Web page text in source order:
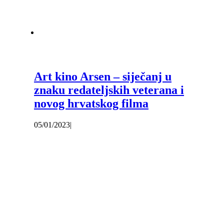
Art kino Arsen – siječanj u
znaku redateljskih veterana i
novog hrvatskog filma
05/01/2023|